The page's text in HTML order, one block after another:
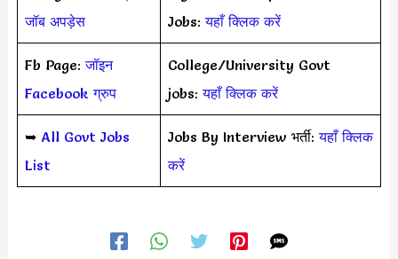
जॉब अपड़ेस
Jobs:यहाँ क्लिक करें
Fb Page:जॉइन
Facebook ग्रुप
College/University Govt
jobs:यहाँ क्लिक करें
➥ All Govt Jobs
List
Jobs By Interview भर्ती:यहाँ क्लिक
करें